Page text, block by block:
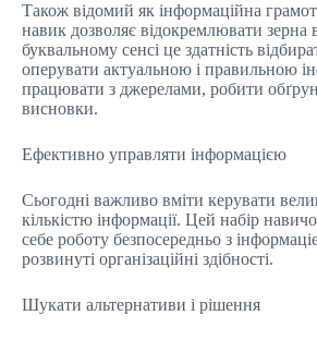
Також відомий як інформаційна
навик дозволяє відокремлювати зерна
буквальному сенсі це здатність
оперувати актуальною і правильною
працювати з джерелами, робити
висновки.
Ефективно управляти інформацією
Сьогодні важливо вміти керувати
кількістю інформації. Цей набір
себе роботу безпосередньо з
розвинуті організаційні здібності.
Шукати альтернативи і рішення